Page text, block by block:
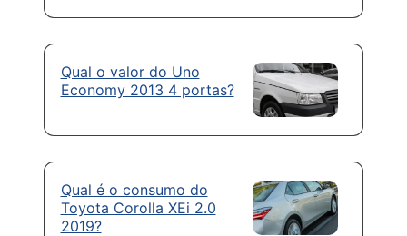
Qual o valor do Uno
Economy 2013 4 portas?
Qual é o consumo do
Toyota Corolla XEi 2.0
2019?